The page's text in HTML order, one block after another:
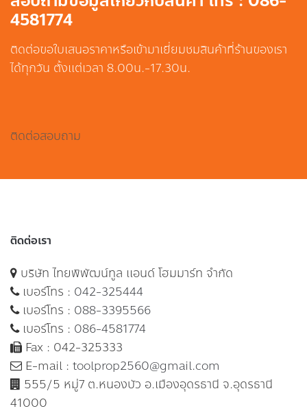
4581774
ติดต่อขอใบเสนอราคาหรือเข้ามาเยี่ยมชมสินค้าที่ร้านของเรา
ได้ทุกวัน ตั้งแต่เวลา 8.00น.-17.30น.
ติดต่อสอบถาม
ติดต่อเรา
บริษัท ไทยพิพัฒน์ทูล แอนด์ โฮมมาร์ท จำกัด
เบอร์โทร : 042-325444
เบอร์โทร : 088-3395566
เบอร์โทร : 086-4581774
Fax : 042-325333
E-mail : toolprop2560@gmail.com
555/5 หมู่7 ต.หนองบัว อ.เมืองอุดรธานี จ.อุดรธานี
41000